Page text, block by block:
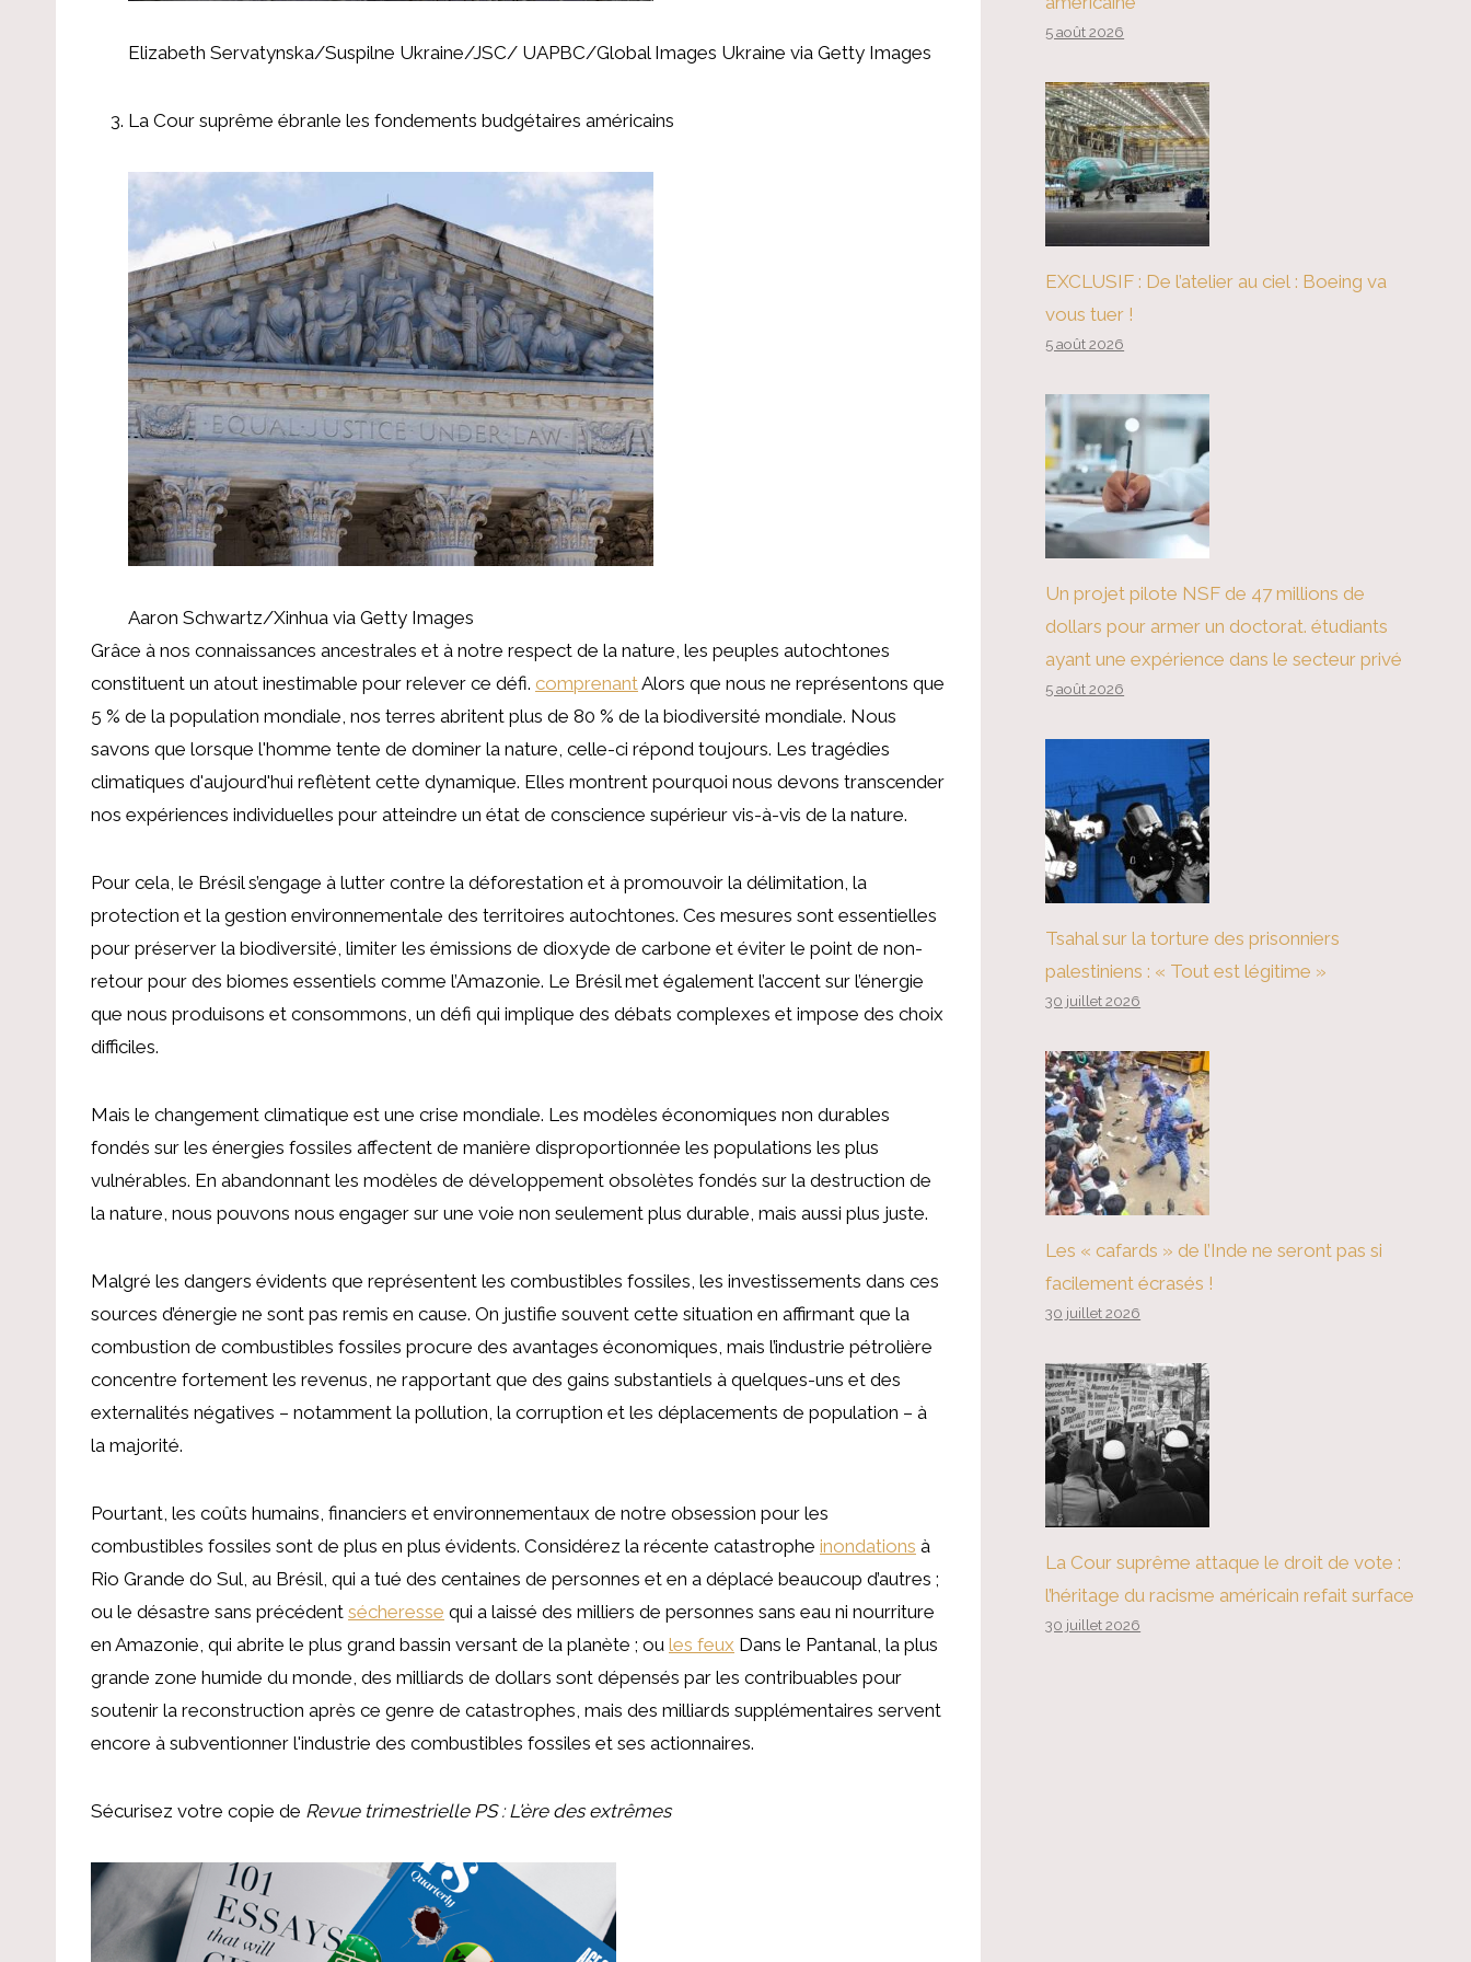
Elizabeth Servatynska/Suspilne Ukraine/JSC/ UAPBC/Global Images Ukraine via Getty Images
La Cour suprême ébranle les fondements budgétaires américains
Aaron Schwartz/Xinhua via Getty Images
Grâce à nos connaissances ancestrales et à notre respect de la nature, les peuples autochtones
constituent un atout inestimable pour relever ce défi. comprenantAlors que nous ne représentons que
5 % de la population mondiale, nos terres abritent plus de 80 % de la biodiversité mondiale. Nous
savons que lorsque l'homme tente de dominer la nature, celle-ci répond toujours. Les tragédies
climatiques d'aujourd'hui reflètent cette dynamique. Elles montrent pourquoi nous devons transcender
nos expériences individuelles pour atteindre un état de conscience supérieur vis-à-vis de la nature.
Pour cela, le Brésil s’engage à lutter contre la déforestation et à promouvoir la délimitation, la
protection et la gestion environnementale des territoires autochtones. Ces mesures sont essentielles
pour préserver la biodiversité, limiter les émissions de dioxyde de carbone et éviter le point de non-
retour pour des biomes essentiels comme l’Amazonie. Le Brésil met également l’accent sur l’énergie
que nous produisons et consommons, un défi qui implique des débats complexes et impose des choix
difficiles.
Mais le changement climatique est une crise mondiale. Les modèles économiques non durables
fondés sur les énergies fossiles affectent de manière disproportionnée les populations les plus
vulnérables. En abandonnant les modèles de développement obsolètes fondés sur la destruction de
la nature, nous pouvons nous engager sur une voie non seulement plus durable, mais aussi plus juste.
Malgré les dangers évidents que représentent les combustibles fossiles, les investissements dans ces
sources d’énergie ne sont pas remis en cause. On justifie souvent cette situation en affirmant que la
combustion de combustibles fossiles procure des avantages économiques, mais l’industrie pétrolière
concentre fortement les revenus, ne rapportant que des gains substantiels à quelques-uns et des
externalités négatives – notamment la pollution, la corruption et les déplacements de population – à
la majorité.
Pourtant, les coûts humains, financiers et environnementaux de notre obsession pour les
combustibles fossiles sont de plus en plus évidents. Considérez la récente catastrophe inondations à
Rio Grande do Sul, au Brésil, qui a tué des centaines de personnes et en a déplacé beaucoup d’autres ;
ou le désastre sans précédent sécheresse qui a laissé des milliers de personnes sans eau ni nourriture
en Amazonie, qui abrite le plus grand bassin versant de la planète ; ou les feux Dans le Pantanal, la plus
grande zone humide du monde, des milliards de dollars sont dépensés par les contribuables pour
soutenir la reconstruction après ce genre de catastrophes, mais des milliards supplémentaires servent
encore à subventionner l'industrie des combustibles fossiles et ses actionnaires.
Sécurisez votre copie de Revue trimestrielle PS : L'ère des extrêmes
5 août 2026
EXCLUSIF : De l’atelier au ciel : Boeing va
vous tuer !
5 août 2026
Un projet pilote NSF de 47 millions de
dollars pour armer un doctorat. étudiants
ayant une expérience dans le secteur privé
5 août 2026
Tsahal sur la torture des prisonniers
palestiniens : « Tout est légitime »
30 juillet 2026
Les « cafards » de l’Inde ne seront pas si
facilement écrasés !
30 juillet 2026
La Cour suprême attaque le droit de vote :
l’héritage du racisme américain refait surface
30 juillet 2026